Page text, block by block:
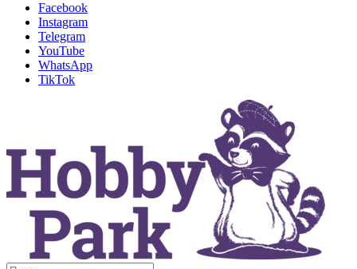
Facebook
Instagram
Telegram
YouTube
WhatsApp
TikTok